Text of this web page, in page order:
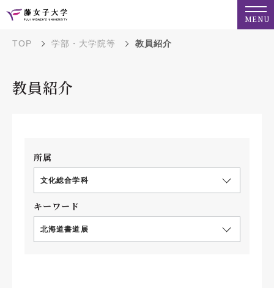
MENU
TOP 学部・大学院等 教員紹介
教員紹介
所属
文化総合学科
キーワード
北海道書道展